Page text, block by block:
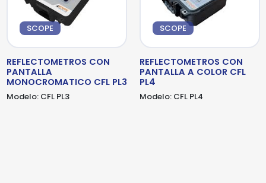
SCOPE
REFLECTOMETROS CON
PANTALLA
MONOCROMATICO CFL PL3
Modelo: CFL PL3
SCOPE
REFLECTOMETROS CON
PANTALLA A COLOR CFL
PL4
Modelo: CFL PL4
detalles adicionales. Por favor, completa el
siguiente formulario
detalles adicionales. Por favor, completa el
siguiente formulario